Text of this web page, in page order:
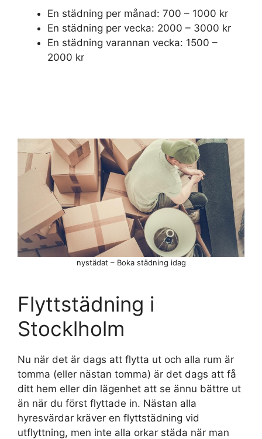
En städning per månad: 700 – 1000 kr
En städning per vecka: 2000 – 3000 kr
En städning varannan vecka: 1500 –
2000 kr
Flyttstädning i
Stocklholm
Nu när det är dags att flytta ut och alla rum är
tomma (eller nästan tomma) är det dags att få
ditt hem eller din lägenhet att se ännu bättre ut
än när du först flyttade in. Nästan alla
hyresvärdar kräver en flyttstädning vid
utflyttning, men inte alla orkar städa när man
nystädat – Boka städning idag